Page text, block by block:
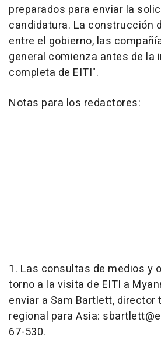
preparados para enviar la
candidatura. La construcción
entre el gobierno, las
general comienza antes de la
completa de EITI".
Notas para los redactores:
1. Las consultas de medios y
torno a la visita de EITI a
enviar a Sam Bartlett,
regional para Asia:
67-530.